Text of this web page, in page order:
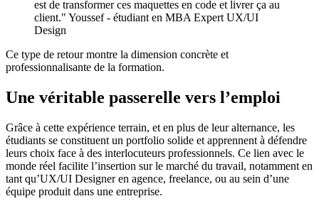
est de transformer ces maquettes en code et livrer ça au
client." Youssef - étudiant en MBA Expert UX/UI
Design
Ce type de retour montre la dimension concrète et
professionnalisante de la formation.
Une véritable passerelle vers l’emploi
Grâce à cette expérience terrain, et en plus de leur alternance, les
étudiants se constituent un portfolio solide et apprennent à défendre
leurs choix face à des interlocuteurs professionnels. Ce lien avec le
monde réel facilite l’insertion sur le marché du travail, notamment en
tant qu’UX/UI Designer en agence, freelance, ou au sein d’une
équipe produit dans une entreprise.